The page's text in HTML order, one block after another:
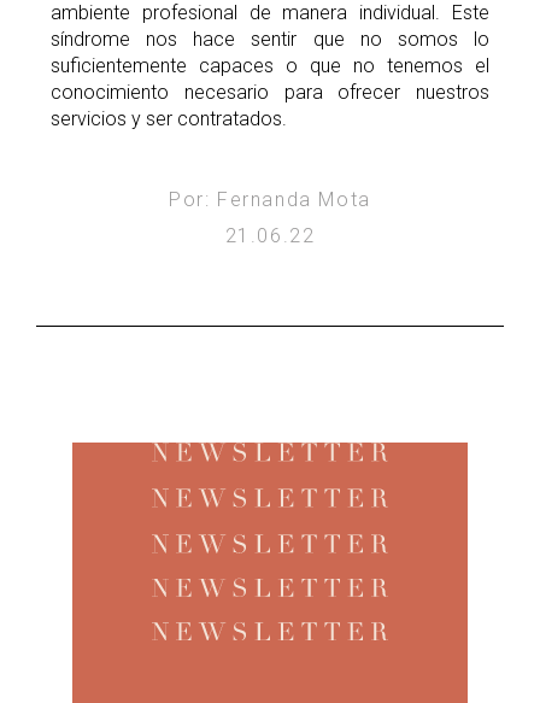
ambiente profesional de manera individual. Este
síndrome nos hace sentir que no somos lo
suficientemente capaces o que no tenemos el
conocimiento necesario para ofrecer nuestros
servicios y ser contratados.
Por: Fernanda Mota
21.06.22